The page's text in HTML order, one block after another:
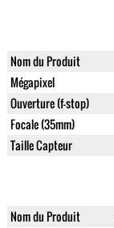
Nom du Produit
Mégapixel
Ouverture (f-stop)
Focale (35mm)
Taille Capteur
Nom du Produit